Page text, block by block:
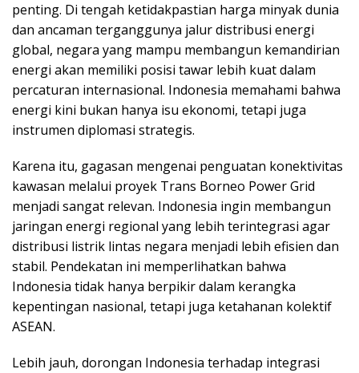
penting. Di tengah ketidakpastian harga minyak dunia
dan ancaman terganggunya jalur distribusi energi
global, negara yang mampu membangun kemandirian
energi akan memiliki posisi tawar lebih kuat dalam
percaturan internasional. Indonesia memahami bahwa
energi kini bukan hanya isu ekonomi, tetapi juga
instrumen diplomasi strategis.
Karena itu, gagasan mengenai penguatan konektivitas
kawasan melalui proyek Trans Borneo Power Grid
menjadi sangat relevan. Indonesia ingin membangun
jaringan energi regional yang lebih terintegrasi agar
distribusi listrik lintas negara menjadi lebih efisien dan
stabil. Pendekatan ini memperlihatkan bahwa
Indonesia tidak hanya berpikir dalam kerangka
kepentingan nasional, tetapi juga ketahanan kolektif
ASEAN.
Lebih jauh, dorongan Indonesia terhadap integrasi